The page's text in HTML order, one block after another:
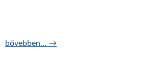
Óvatosan a portfólióajánlókkal! – az
bővebben… →